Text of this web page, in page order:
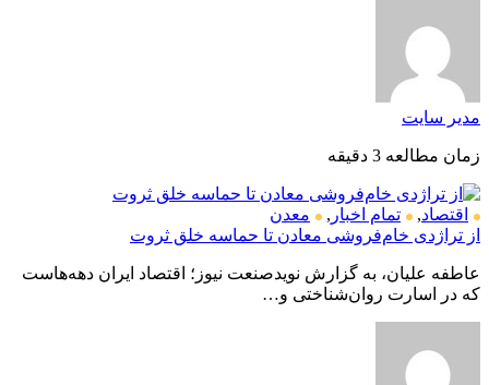
مدیر سایت
زمان مطالعه 3 دقیقه
اقتصاد, تمام اخبار ,
معدن
از تراژدی خام‌فروشی معادن تا حماسه خلق ثروت
عاطفه علیان، به گزارش نویدصنعت نیوز؛ اقتصاد ایران دهه‌هاست
که در اسارت روان‌شناختی و…